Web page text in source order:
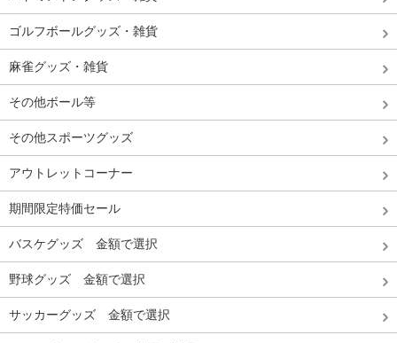
ゴルフボールグッズ・雑貨
麻雀グッズ・雑貨
その他ボール等
その他スポーツグッズ
アウトレットコーナー
期間限定特価セール
バスケグッズ 金額で選択
野球グッズ 金額で選択
サッカーグッズ 金額で選択